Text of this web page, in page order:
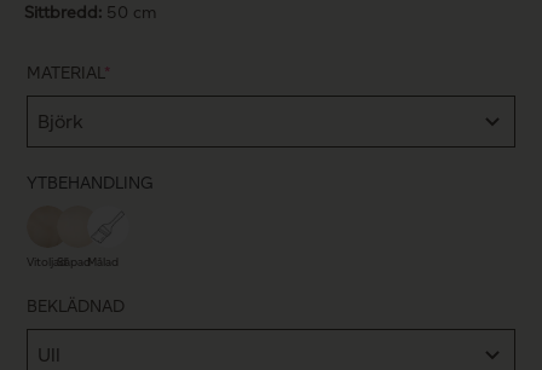
Sittbredd: 50 cm
MATERIAL*
YTBEHANDLING
VitoljadSåpadMålad
BEKLÄDNAD